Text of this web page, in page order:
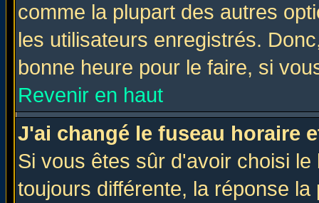
comme la plupart des autres
les utilisateurs enregistrés.
bonne heure pour le faire, si
Revenir en haut
J'ai changé le fuseau horaire
Si vous êtes sûr d'avoir choisi
toujours différente, la réponse